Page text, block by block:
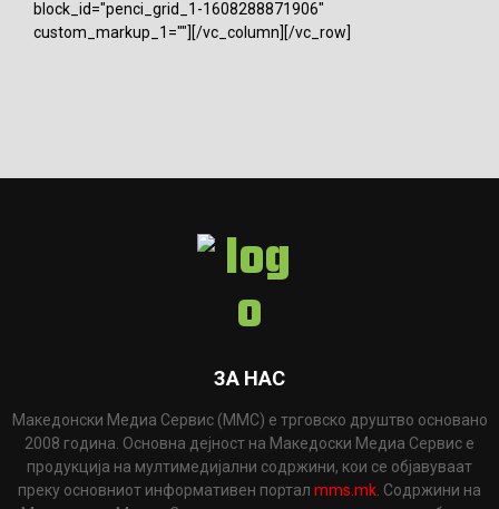
block_id="penci_grid_1-1608288871906"
custom_markup_1=""][/vc_column][/vc_row]
ЗА НАС
Македонски Медиа Сервис (ММС) е трговско друштво основано
2008 година. Основна дејност на Македоски Медиа Сервис е
продукција на мултимедијални содржини, кои се објавуваат
преку основниот информативен портал mms.mk . Содржини на